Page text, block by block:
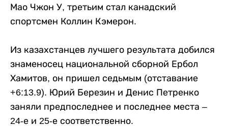
Мао Чжон У, третьим стал канадский
спортсмен Коллин Кэмерон.
Из казахстанцев лучшего результата добился
знаменосец национальной сборной Ербол
Хамитов, он пришел седьмым (отставание
+6:13.9). Юрий Березин и Денис Петренко
заняли предпоследнее и последнее места –
24-е и 25-е соответственно.